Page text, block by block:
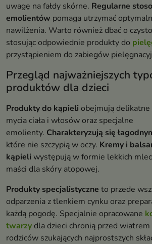
uwagę na fałdy skórne. Regularne
emolientów pomaga utrzymać
nawilżenia. Warto również dbać o
stosując odpowiednie produkty do
przystąpieniem do zabiegów
Przegląd najważniejszych
produktów dla dzieci
Produkty do kąpieli obejmują
mycia ciała i włosów oraz specjalne
emolienty. Charakteryzują się
które nie szczypią w oczy. Kremy i
kąpieli występują w formie lekkich
maści dla skóry atopowej.
Produkty specjalistyczne to przede
odparzenia z tlenkiem cynku oraz
każdą pogodę. Specjalnie opracowane
twarzydla dzieci chronią przed
rodziców szukających najprostszych